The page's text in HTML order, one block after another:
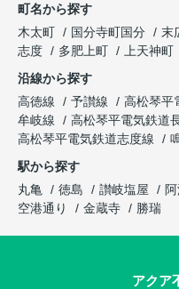
町名から探す
木太町
国分寺町国分 末
志度
多肥上町 上天神町
沿線から探す
高徳線
予讃線 高松琴平
牟岐線
高松琴平電気鉄道
高松琴平電気鉄道志度線
駅から探す
丸亀
徳島 讃岐塩屋
空港通り
金蔵寺 勝瑞
アクア